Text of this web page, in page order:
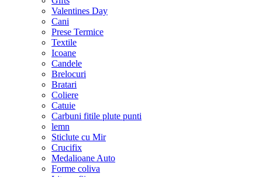
Valentines Day
Cani
Prese Termice
Textile
Icoane
Candele
Brelocuri
Bratari
Coliere
Catuie
Carbuni fitile plute punti
lemn
Sticlute cu Mir
Crucifix
Medalioane Auto
Forme coliva